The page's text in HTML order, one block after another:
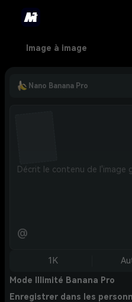
Image à image
Nano Banana Pro
@
1K
Mode Illimité Banana Pro
Enregistrer dans les